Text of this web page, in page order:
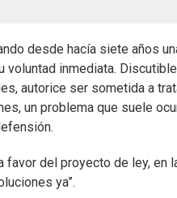
desde hacía siete años
voluntad inmediata.
autorice ser sometida a
un problema que suele
favor del proyecto de ley,
ya”.